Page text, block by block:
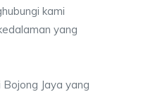
kami
yang
Bojong Jaya yang